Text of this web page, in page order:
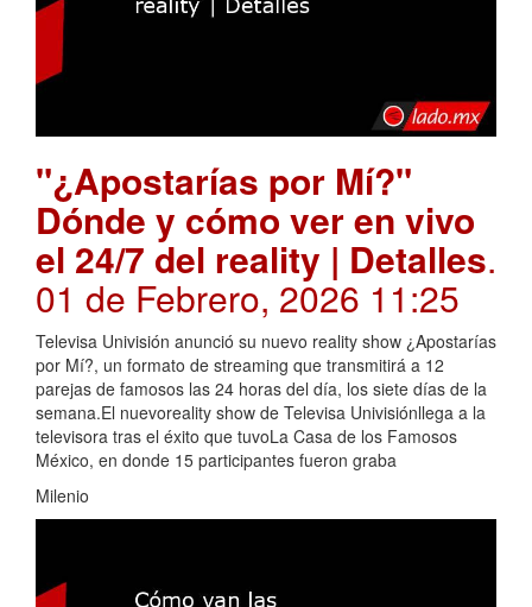
"¿Apostarías por Mí?"
Dónde y cómo ver en vivo
el 24/7 del reality | Detalles.
01 de Febrero, 2026 11:25
Televisa Univisión anunció su nuevo reality show ¿Apostarías
por Mí?, un formato de streaming que transmitirá a 12
parejas de famosos las 24 horas del día, los siete días de la
semana.El nuevoreality show de Televisa Univisiónllega a la
televisora tras el éxito que tuvoLa Casa de los Famosos
México, en donde 15 participantes fueron graba
Milenio